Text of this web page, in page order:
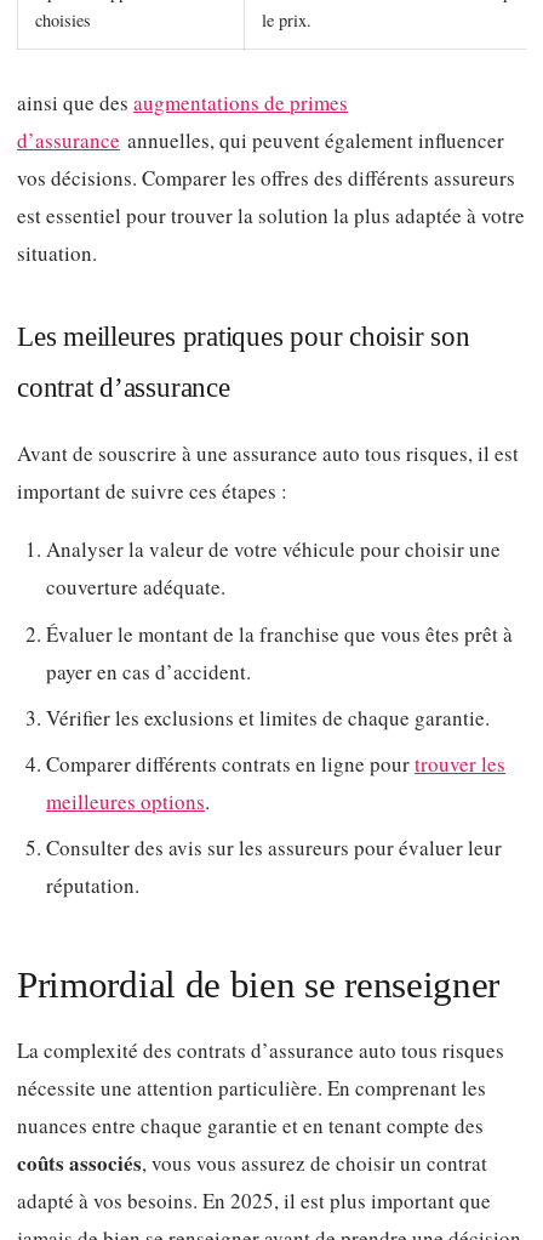
choisies
le prix.
ainsi que des augmentations de primes
d’assurance annuelles, qui peuvent également influencer
vos décisions. Comparer les offres des différents assureurs
est essentiel pour trouver la solution la plus adaptée à votre
situation.
Les meilleures pratiques pour choisir son
contrat d’assurance
Avant de souscrire à une assurance auto tous risques, il est
important de suivre ces étapes :
Analyser la valeur de votre véhicule pour choisir une
couverture adéquate.
Évaluer le montant de la franchise que vous êtes prêt à
payer en cas d’accident.
Vérifier les exclusions et limites de chaque garantie.
Comparer différents contrats en ligne pourtrouver les
meilleures options.
Consulter des avis sur les assureurs pour évaluer leur
réputation.
Primordial de bien se renseigner
La complexité des contrats d’assurance auto tous risques
nécessite une attention particulière. En comprenant les
nuances entre chaque garantie et en tenant compte des
coûts associés, vous vous assurez de choisir un contrat
adapté à vos besoins. En 2025, il est plus important que